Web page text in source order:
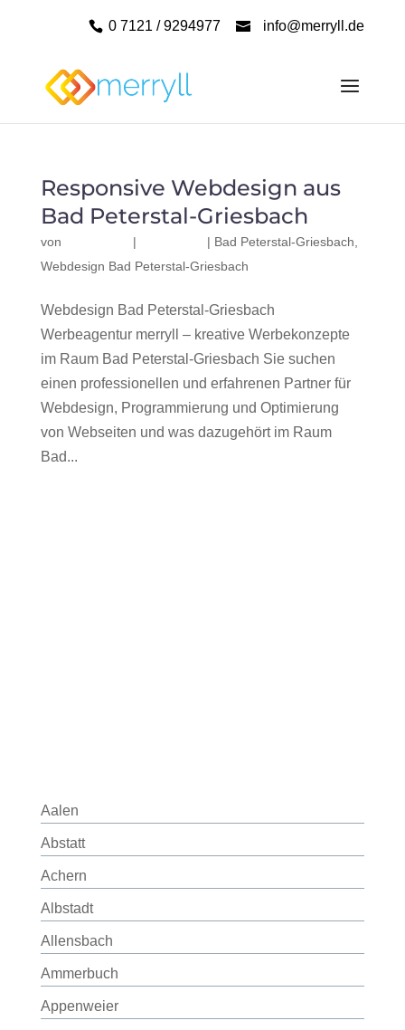
0 7121 / 9294977 info@merryll.de
Responsive Webdesign aus
Bad Peterstal-Griesbach
von | | Bad Peterstal-Griesbach
Webdesign Bad Peterstal-Griesbach
Webdesign Bad Peterstal-Griesbach
Werbeagentur merryll – kreative Werbekonzepte
im Raum Bad Peterstal-Griesbach Sie suchen
einen professionellen und erfahrenen Partner für
Webdesign, Programmierung und Optimierung
von Webseiten und was dazugehört im Raum
Bad...
Aalen
Abstatt
Achern
Albstadt
Allensbach
Ammerbuch
Appenweier